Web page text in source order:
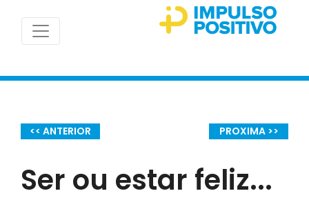
<< ANTERIOR PROXIMA >>
Ser ou estar feliz...